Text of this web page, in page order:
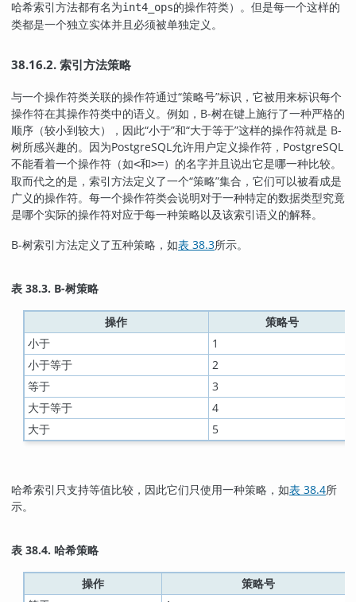
哈希索引方法都有名为int4_ops的操作符类）。但是每一个这样的
类都是一个独立实体并且必须被单独定义。
38.16.2. 索引方法策略
与一个操作符类关联的操作符通过“策略号”标识，它被用来标识每个
操作符在其操作符类中的语义。例如，B-树在键上施行了一种严格的
顺序（较小到较大），因此“小于”和“大于等于”这样的操作符就是 B-
树所感兴趣的。因为PostgreSQL允许用户定义操作符， PostgreSQL
不能看着一个操作符（如<和>=）的名字并且说出它是哪一种比较。
取而代之的是，索引方法定义了一个“策略”集合，它们可以被看成是
广义的操作符。每一个操作符类会说明对于一种特定的数据类型究竟
是哪个实际的操作符对应于每一种策略以及该索引语义的解释。
B-树索引方法定义了五种策略，如表 38.3所示。
表 38.3. B-树策略
操作
策略号
小于
1
小于等于
2
等于
3
大于等于
4
大于
5
哈希索引只支持等值比较，因此它们只使用一种策略，如表 38.4所
示。
表 38.4. 哈希策略
操作
策略号